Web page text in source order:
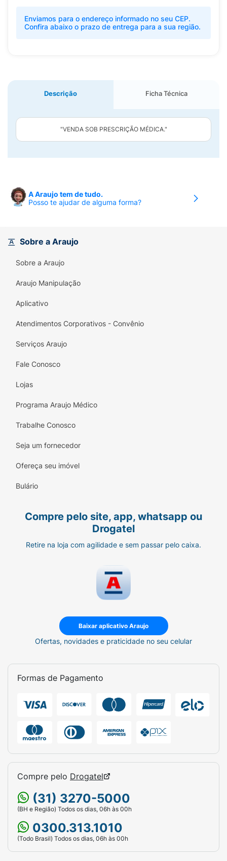
Enviamos para o endereço informado no seu CEP.
Confira abaixo o prazo de entrega para a sua região.
Descrição Ficha Técnica
"VENDA SOB PRESCRIÇÃO MÉDICA."
A Araujo tem de tudo.
Posso te ajudar de alguma forma?
Sobre a Araujo
Sobre a Araujo
Araujo Manipulação
Aplicativo
Atendimentos Corporativos - Convênio
Serviços Araujo
Fale Conosco
Lojas
Programa Araujo Médico
Trabalhe Conosco
Seja um fornecedor
Ofereça seu imóvel
Bulário
Compre pelo site, app, whatsapp ou
Drogatel
Retire na loja com agilidade e sem passar pelo caixa.
Baixar aplicativo Araujo
Ofertas, novidades e praticidade no seu celular
Formas de Pagamento
Compre pelo Drogatel
(31) 3270-5000
(BH e Região) Todos os dias, 06h às 00h
0300.313.1010
(Todo Brasil) Todos os dias, 06h às 00h